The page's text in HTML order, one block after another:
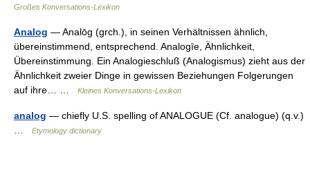
Großes Konversations-Lexikon
Analog — Analōg (grch.), in seinen Verhältnissen ähnlich,
übereinstimmend, entsprechend. Analogīe, Ähnlichkeit,
Übereinstimmung. Ein Analogieschluß (Analogismus) zieht aus der
Ähnlichkeit zweier Dinge in gewissen Beziehungen Folgerungen
auf ihre… …
Kleines Konversations-Lexikon
analog — chiefly U.S. spelling of ANALOGUE (Cf. analogue) (q.v.)
Etymology dictionary